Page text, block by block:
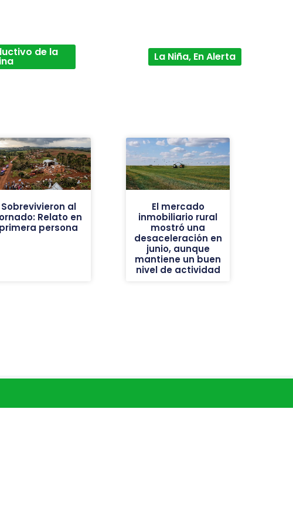
de la La Niña, En Alerta
Sobrevivieron al
Relato en
primera persona
El mercado
inmobiliario rural
mostró una
desaceleración en
junio, aunque
mantiene un buen
nivel de actividad